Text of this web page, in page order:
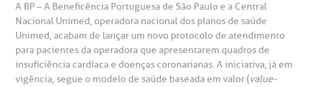
de consultas e exames
SACHospital BP
e Pesquisa
de Oncologia e Hematologia
A BP – A Beneficência Portuguesa de São Paulo e a Central
Nacional Unimed, operadora nacional dos planos de saúde
Unimed, acabam de lançar um novo protocolo de atendimento
para pacientes da operadora que apresentarem quadros de
insuficiência cardíaca e doenças coronarianas. A iniciativa, já em
vigência, segue o modelo de saúde baseada em valor (value-